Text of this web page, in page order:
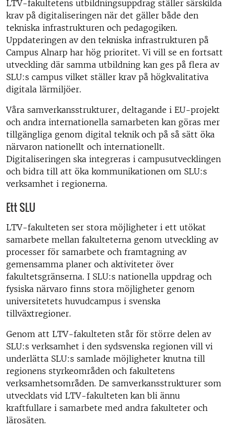
LTV-fakultetens utbildningsuppdrag ställer särskilda
krav på digitaliseringen när det gäller både den
tekniska infrastrukturen och pedagogiken.
Uppdateringen av den tekniska infrastrukturen på
Campus Alnarp har hög prioritet. Vi vill se en fortsatt
utveckling där samma utbildning kan ges på flera av
SLU:s campus vilket ställer krav på högkvalitativa
digitala lärmiljöer.
Våra samverkansstrukturer, deltagande i EU-projekt
och andra internationella samarbeten kan göras mer
tillgängliga genom digital teknik och på så sätt öka
närvaron nationellt och internationellt.
Digitaliseringen ska integreras i campusutvecklingen
och bidra till att öka kommunikationen om SLU:s
verksamhet i regionerna.
Ett SLU
LTV-fakulteten ser stora möjligheter i ett utökat
samarbete mellan fakulteterna genom utveckling av
processer för samarbete och framtagning av
gemensamma planer och aktiviteter över
fakultetsgränserna. I SLU:s nationella uppdrag och
fysiska närvaro finns stora möjligheter genom
universitetets huvudcampus i svenska
tillväxtregioner.
Genom att LTV-fakulteten står för större delen av
SLU:s verksamhet i den sydsvenska regionen vill vi
underlätta SLU:s samlade möjligheter knutna till
regionens styrkeområden och fakultetens
verksamhetsområden. De samverkansstrukturer som
utvecklats vid LTV-fakulteten kan bli ännu
kraftfullare i samarbete med andra fakulteter och
lärosäten.